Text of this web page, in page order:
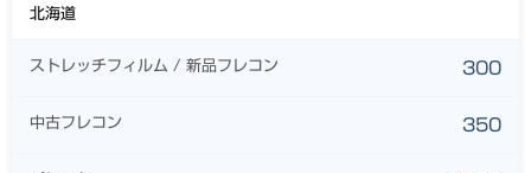
北海道
ストレッチフィルム / 新品フレコン 300
中古フレコン 350